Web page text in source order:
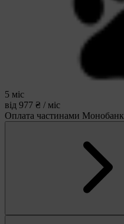
5 міс
від 977 ₴ / міс
Оплата частинами Монобанк